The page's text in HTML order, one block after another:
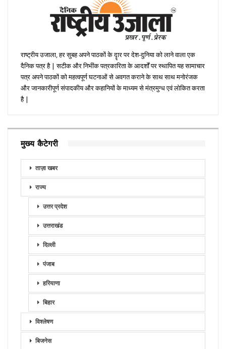
राष्ट्रीय उजाला, हर सुबह अपने पाठकों के दॄार पर देश-दुनिया को लाने वाला एक
दैनिक पत्र है | सटीक और निभींक पत्रकारिता के आदर्शों पर स्थापित यह सामाचार
पत्र अपने पाठकों को महत्वपूर्ण घटनाओं से अवगत कराने के साथ साथ मनोरंजक
और जानकारीपूर्ण संपादकीय और कहानियों के माध्यम से मंत्रमुग्ध एवं लोकित करता
है |
मुख्य कैटेगरी
ताज़ा खबर
राज्य
उत्तर प्रदेश
उत्तराखंड
दिल्ली
पंजाब
हरियाणा
बिहार
विश्लेषण
बिजनेस